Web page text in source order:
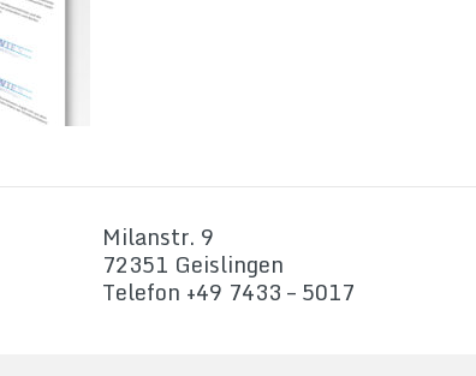
Milanstr. 9
72351 Geislingen
Telefon +49 7433 – 5017